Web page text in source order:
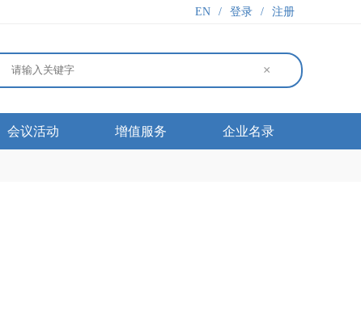
EN / 登录 / 注册
×
会议活动 增值服务 企业名录